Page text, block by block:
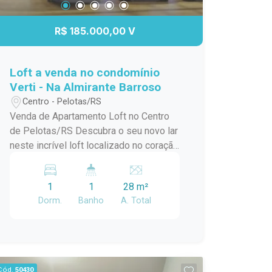
R$ 185.000,00 V
Loft a venda no condomínio
Verti - Na Almirante Barroso
Centro - Pelotas/RS
Venda de Apartamento Loft no Centro
de Pelotas/RS Descubra o seu novo lar
neste incrível loft localizado no coração
em um condomínio em construção,
oferece o melhor da modernidade e
conforto, ideal para quem busca
passos de tudo que precisa:
1
Dorm.
1
Banho
28 m²
A. Total
50430